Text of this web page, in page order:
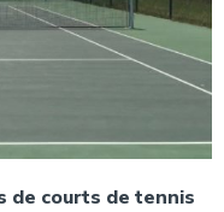
de courts de tennis